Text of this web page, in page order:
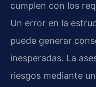
cumplen con los
Un error en la
puede generar
inesperadas. La
riesgos mediante